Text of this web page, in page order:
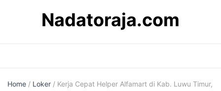
Nadatoraja.com
Home / Loker / Kerja Cepat Helper Alfamart di Kab. Luwu Timur,